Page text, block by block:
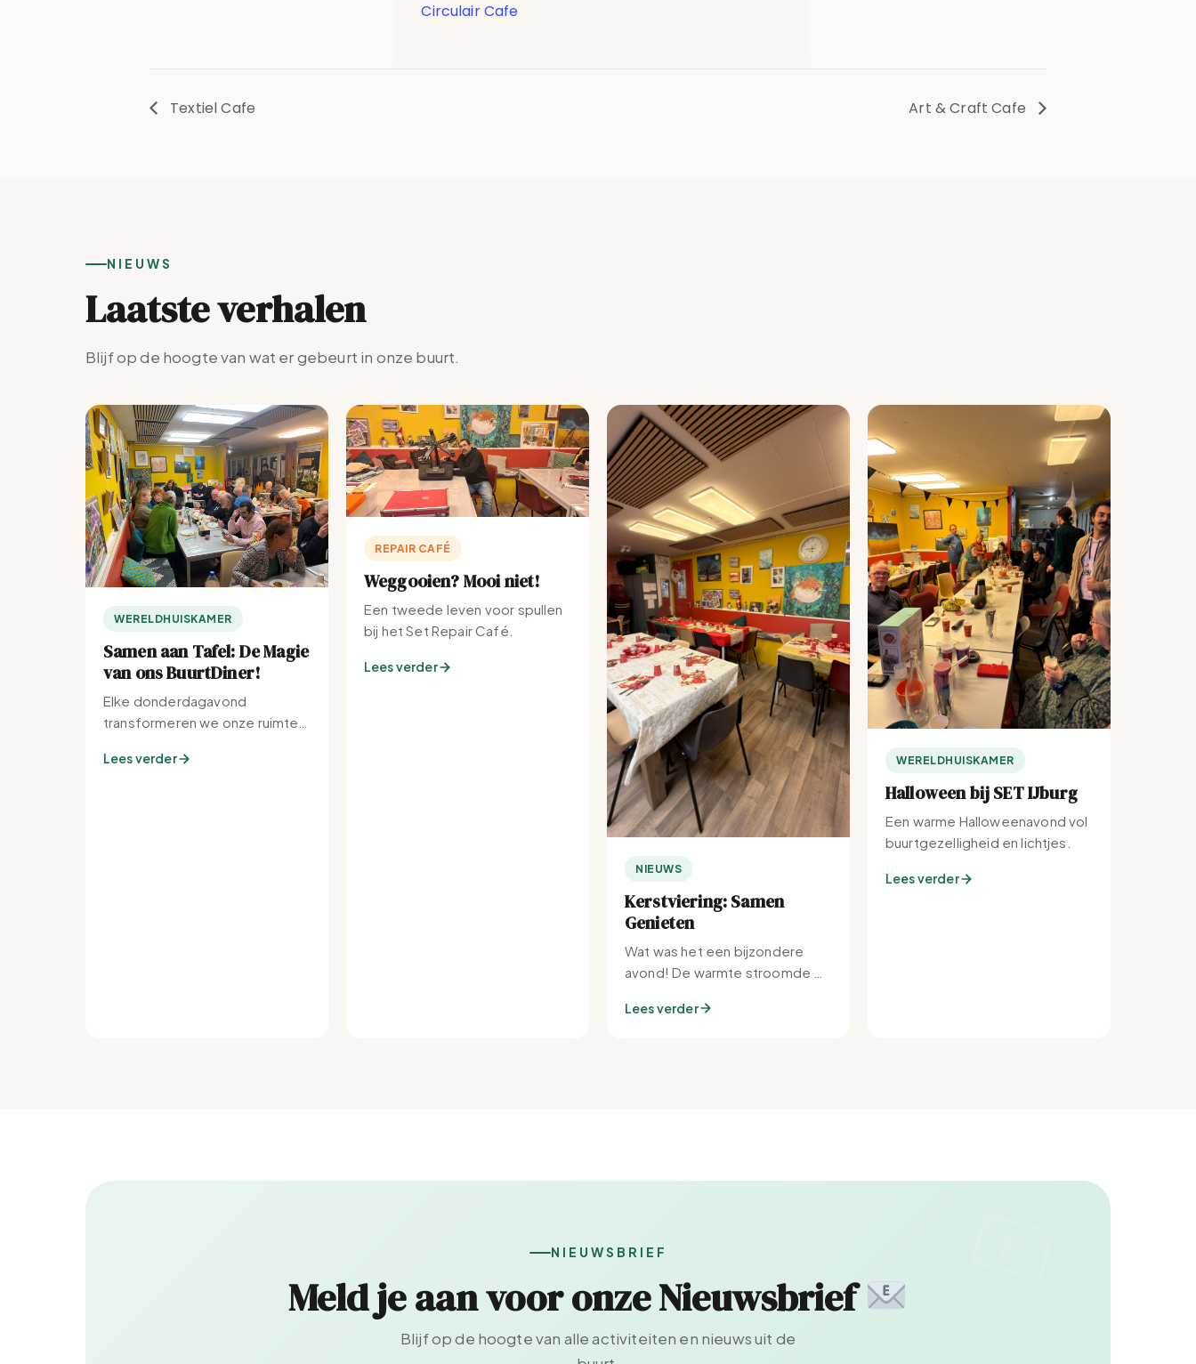
Circulair Cafe
Textiel Cafe Art & Craft Cafe
NIEUWS
Laatste verhalen
Blijf op de hoogte van wat er gebeurt in onze buurt.
WERELDHUISKAMER
Samen aan Tafel: De Magie
van ons BuurtDiner!
Elke donderdagavond
transformeren we onze ruimte
buurt.
Lees verder
REPAIR CAFÉ
Weggooien? Mooi niet!
Een tweede leven voor spullen
bij het Set Repair Café.
Lees verder
NIEUWS
Kerstviering: Samen
Genieten
Wat was het een bijzondere
avond! De warmte stroomde bij
Lees verder
WERELDHUISKAMER
Halloween bij SET IJburg
Een warme Halloweenavond vol
buurtgezelligheid en lichtjes.
Lees verder
NIEUWSBRIEF
Meld je aan voor onze Nieuwsbrief
Blijf op de hoogte van alle activiteiten en nieuws uit de